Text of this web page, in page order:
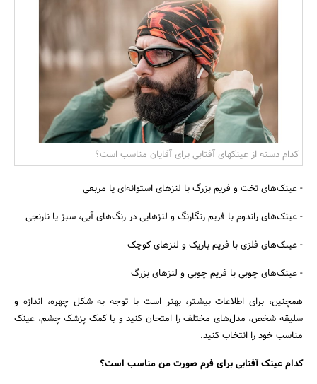
بانک، بیمه و سرمایه
مسکن و ساختمان
کدام دسته از عینکهای آفتابی برای آقایان مناسب است؟
- عینک‌های تخت و فریم بزرگ با لنزهای استوانه‌ای یا مربعی
- عینک‌های راندوم با فریم رنگارنگ و لنزهایی در رنگ‌های آبی، سبز یا نارنجی
- عینک‌های فلزی با فریم باریک و لنزهای کوچک
- عینک‌های چوبی با فریم چوبی و لنزهای بزرگ
همچنین، برای اطلاعات بیشتر، بهتر است با توجه به شکل چهره، اندازه و
سلیقه شخص، مدل‌های مختلف را امتحان کنید و با کمک پزشک چشم، عینک
مناسب خود را انتخاب کنید.
کدام عینک آفتابی برای فرم صورت من مناسب است؟